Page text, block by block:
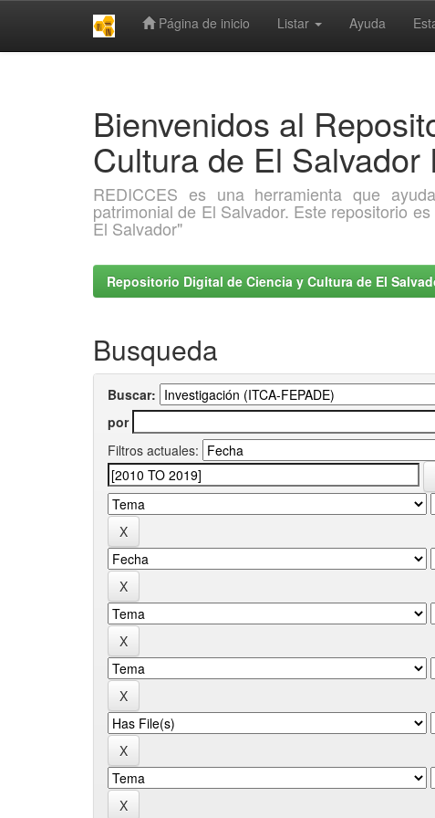
Página de inicio Listar Ayuda
Bienvenidos al
Cultura de El Salvador
REDICCES es una herramienta que
patrimonial de El Salvador. Este repositorio
El Salvador"
Repositorio Digital de Ciencia y Cultura de El
Busqueda
Buscar:
por
Filtros actuales: